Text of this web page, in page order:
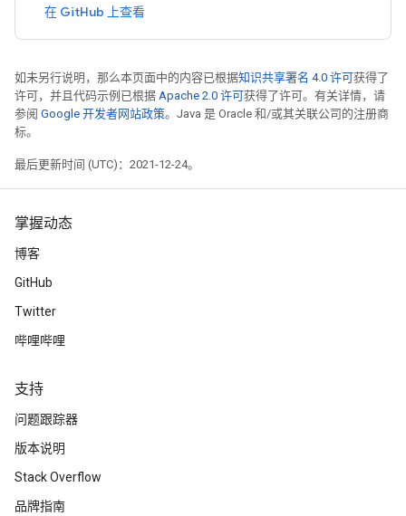
在 GitHub 上查看
如未另行说明，那么本页面中的内容已根据知识共享署名 4.0 许可获得了
许可，并且代码示例已根据 Apache 2.0 许可获得了许可。有关详情，请
参阅 Google 开发者网站政策。Java 是 Oracle 和/或其关联公司的注册商
标。
最后更新时间 (UTC)：2021-12-24。
掌握动态
博客
GitHub
Twitter
哔哩哔哩
支持
问题跟踪器
版本说明
Stack Overflow
品牌指南